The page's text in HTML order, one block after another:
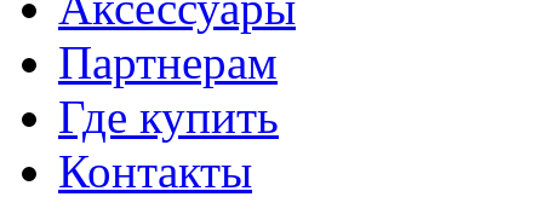
Партнерам
Где купить
Контакты